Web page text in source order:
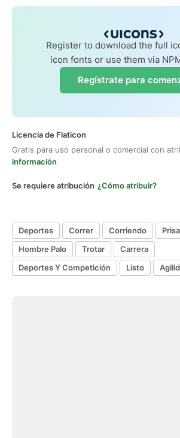
Register to download the full
icon fonts or use them via
Regístrate para
Licencia de Flaticon
Gratis para uso personal o comercial con
información
Se requiere atribución ¿Cómo atribuir?
Deportes Correr Corriendo Prisa
Hombre Palo
Trotar
Carrera
Deportes Y Competición
Listo